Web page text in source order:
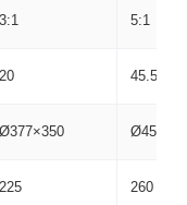
3:1 5:1
20 45.5
Ø377×350
225 260